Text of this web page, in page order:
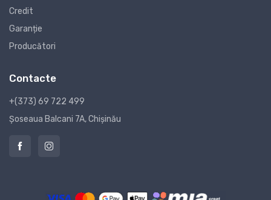
Credit
Garanție
Producători
Contacte
+(373) 69 722 499
Șoseaua Balcani 7A, Chișinău